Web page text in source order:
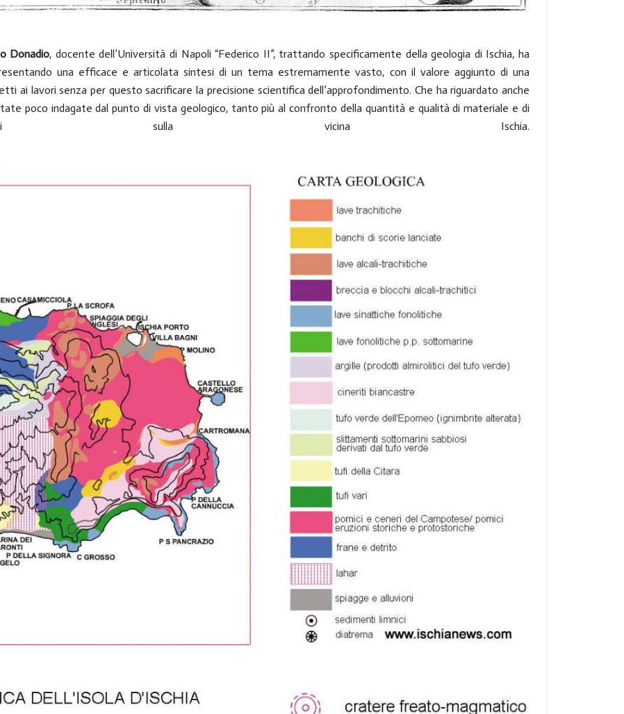
Donadio, docente dell’Università di Napoli “Federico II”, trattando specificamente della geologia di Ischia, ha
una efficace e articolata sintesi di un tema estremamente vasto, con il valore aggiunto di una
ai lavori senza per questo sacrificare la precisione scientifica dell’approfondimento. Che ha riguardato anche
poco indagate dal punto di vista geologico, tanto più al confronto della quantità e qualità di materiale e di
sulla vicina Ischia.